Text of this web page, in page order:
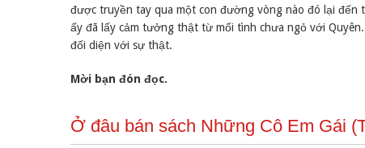
được truyền tay qua một con đường vòng nào đó lại đến
ấy đã lấy cảm tưởng thật từ mối tình chưa ngỏ với
đối diện với sự thật.
Mời bạn đón đọc.
Ở đâu bán sách Những Cô Em Gái